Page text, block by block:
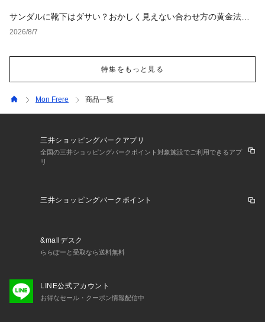
サンダルに靴下はダサい？おかしく見えない合わせ方の黄金法則
と男女別おすすめコーデ
2026/8/7
特集をもっと見る
Mon Frere 商品一覧
三井ショッピングパークアプリ
全国の三井ショッピングパークポイント対象施設でご利用できるアプ
リ
三井ショッピングパークポイント
&mallデスク
ららぽーと受取なら送料無料
LINE公式アカウント
お得なセール・クーポン情報配信中